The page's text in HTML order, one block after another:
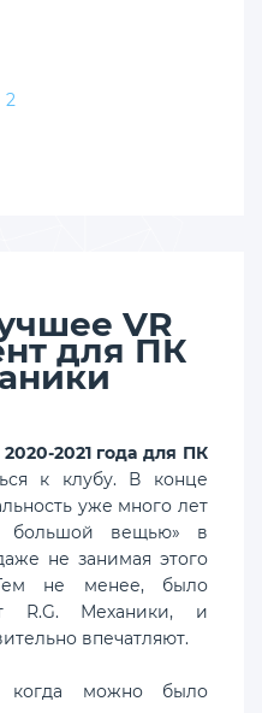
2
VR
для ПК
2021 года для ПК
к клубу. В конце
уже много лет
большой вещью» в
не занимая этого
не менее, было
R.G. Механики, и
впечатляют.
можно было